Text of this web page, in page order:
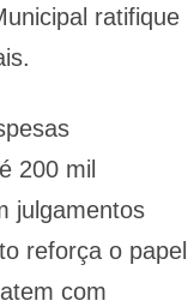
ratifique
200 mil
julgamentos
reforça o papel
com